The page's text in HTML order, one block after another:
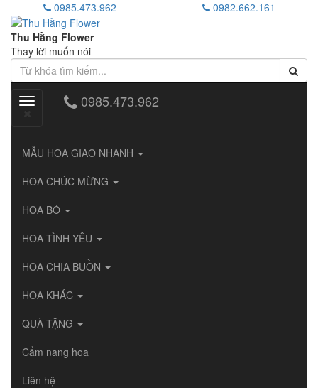
0985.473.962 0982.662.161
Thu Hằng Flower
Thay lời muốn nói
Toggle
0985.473.962
MẪU HOA GIAO NHANH
HOA CHÚC MỪNG
HOA BÓ
HOA TÌNH YÊU
HOA CHIA BUỒN
HOA KHÁC
QUÀ TẶNG
Cẩm nang hoa
Liên hệ